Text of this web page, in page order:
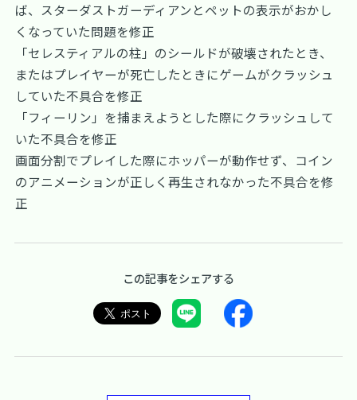
ば、スターダストガーディアンとペットの表示がおかし
くなっていた問題を修正
「セレスティアルの柱」のシールドが破壊されたとき、
またはプレイヤーが死亡したときにゲームがクラッシュ
していた不具合を修正
「フィーリン」を捕まえようとした際にクラッシュして
いた不具合を修正
画面分割でプレイした際にホッパーが動作せず、コイン
のアニメーションが正しく再生されなかった不具合を修
正
この記事をシェアする